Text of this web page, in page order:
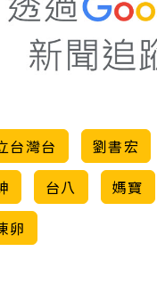
台灣台 劉書宏
台八
媽寶
卵